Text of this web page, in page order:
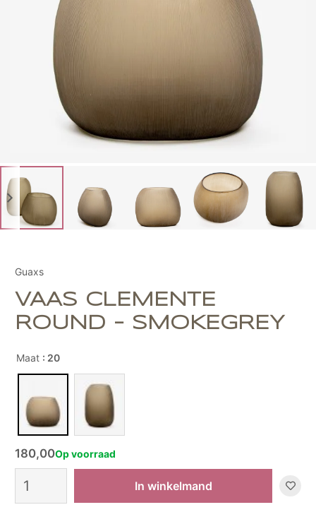
Guaxs
VAAS CLEMENTE
ROUND - SMOKEGREY
Maat : 20
180,00Op voorraad
Clemente
tall
In winkelmand